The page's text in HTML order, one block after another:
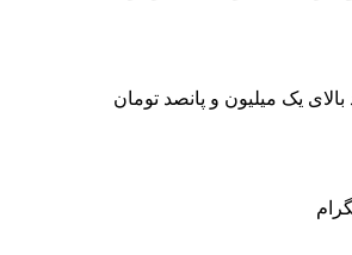
یک میلیون و پانصد تومان